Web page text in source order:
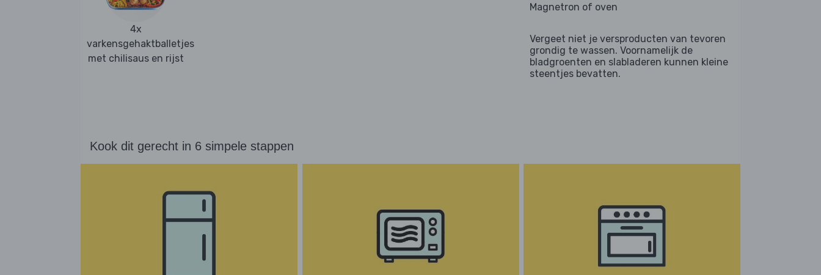
4x
varkensgehaktballetjes
met chilisaus en rijst
Magnetron of oven
Vergeet niet je versproducten van tevoren
grondig te wassen. Voornamelijk de
bladgroenten en slabladeren kunnen kleine
steentjes bevatten.
Kook dit gerecht in 6 simpele stappen